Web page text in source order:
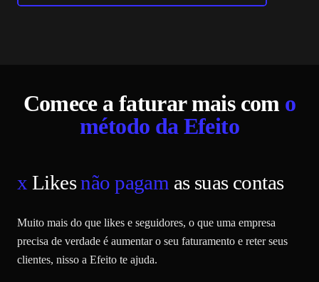
Comece a faturar mais com o
método da Efeito
x Likesnão pagam as suas contas
Muito mais do que likes e seguidores, o que uma empresa
precisa de verdade é aumentar o seu faturamento e reter seus
clientes, nisso a Efeito te ajuda.